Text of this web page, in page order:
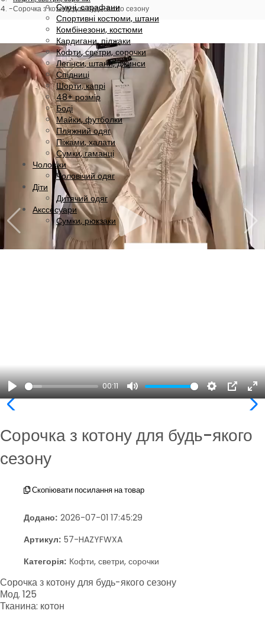
Сукні, сарафани
Спортивні костюми, штани
Комбінезони, костюми
Кардигани, піджаки
Кофти, светри, сорочки
Легінси, штани, джинси
Спідниці
Шорти, капрі
48+ розмір
Боді
Майки, футболки
Пляжний одяг
Піжами, халати
Сумки, гаманці
Чоловіки
Чоловічий одяг
Діти
Дитячий одяг
Акссесуари
Сумки, рюкзаки
Сорочка з котону для будь-якого сезону
Play
00:11
Mute Settings
PIP
Сорочка з котону для будь-якого
сезону
Скопіювати посилання на товар
Додано: 2026-07-01 17:45:29
Артикул: 57-HAZYFWXA
Категорія: Кофти, светри, сорочки
Сорочка з котону для будь-якого сезону
Мод. 125
Тканина: котон